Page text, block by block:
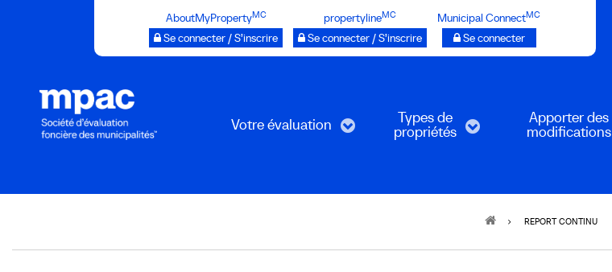
AboutMyPropertyMC
Se connecter / S’inscrire
propertylineMC
Se connecter / S’inscrire
Municipal ConnectMC
Se connecter
Votre évaluation Types de
propriétés
Apporter des
modifications
REPORT CONTINU